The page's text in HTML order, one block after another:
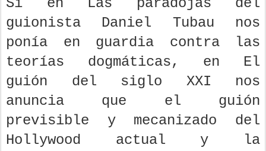
Si en Las paradojas del
guionista Daniel Tubau nos
ponía en guardia contra las
teorías dogmáticas, en El
guión del siglo XXI nos
anuncia que el guión
previsible y mecanizado del
Hollywood actual y la